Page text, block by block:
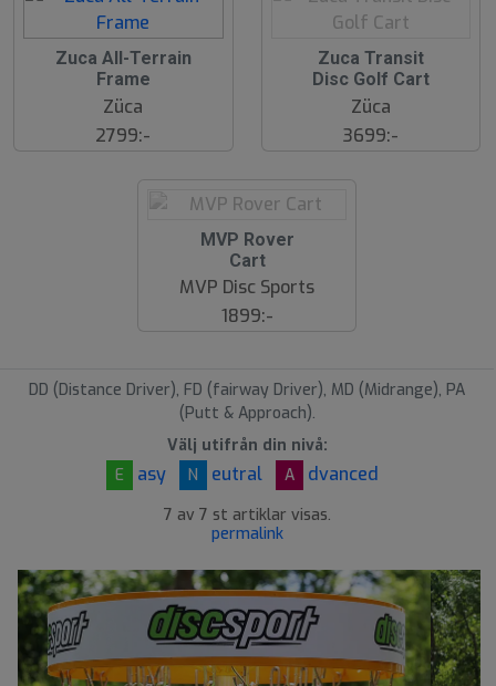
Zuca All-Terrain
Frame
Züca
2799:-
Zuca Transit
Disc Golf Cart
Züca
3699:-
MVP Rover
Cart
MVP Disc Sports
1899:-
DD (Distance Driver), FD (fairway Driver), MD (Midrange), PA
(Putt & Approach).
Välj utifrån din nivå:
E
asy N eutral A dvanced
7 av 7 st artiklar visas.
permalink